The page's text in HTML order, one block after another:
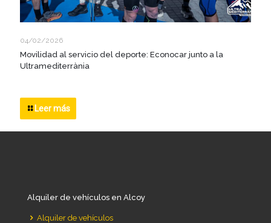
04/02/2026
Movilidad al servicio del deporte: Econocar junto a la
Ultramediterrània
Leer más
Alquiler de vehículos en Alcoy
Alquiler de vehículos